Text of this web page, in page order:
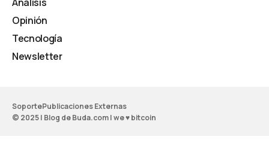
Opinión
Tecnología
Newsletter
SoportePublicaciones Externas
© 2025 | Blog de Buda.com | we ♥ bitcoin